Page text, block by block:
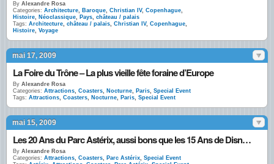
By Alexandre Rosa
Categories: Architecture, Baroque, Christian IV, Copenhague,
Histoire, Néoclassique, Pays, château / palais
Tags: Architecture, château / palais, Christian IV, Copenhague,
Histoire, Voyage
mai 17, 2009
La Foire du Trône – La plus vieille fête foraine d’Europe
By Alexandre Rosa
Categories: Attractions, Coasters, Nocturne, Paris, Special Event
Tags: Attractions, Coasters, Nocturne, Paris, Special Event
mai 15, 2009
Les 20 Ans du Parc Astérix, aussi bons que les 15 Ans de Disney?
By Alexandre Rosa
Categories: Attractions, Coasters, Parc Astérix, Special Event